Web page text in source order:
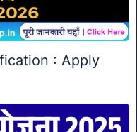
: Apply